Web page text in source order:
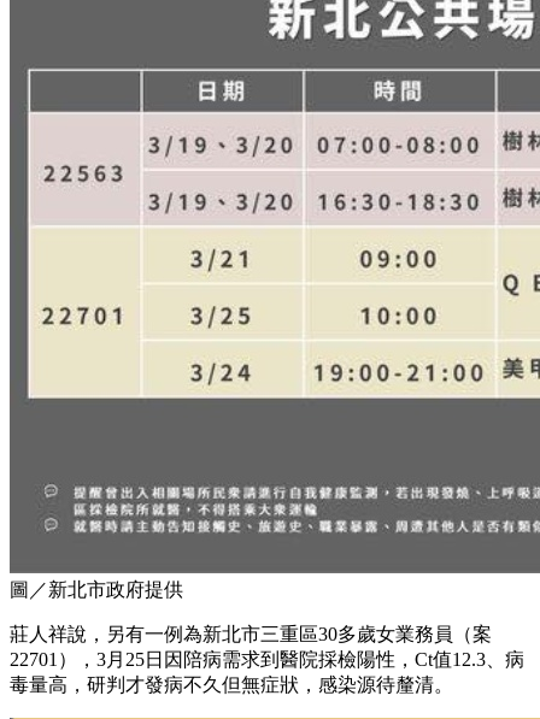
圖／新北市政府提供
莊人祥說，另有一例為新北市三重區30多歲女業務員（案
22701），3月25日因陪病需求到醫院採檢陽性，Ct值12.3、病
毒量高，研判才發病不久但無症狀，感染源待釐清。